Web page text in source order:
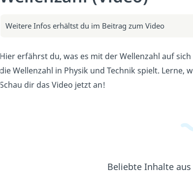
Weitere Infos erhältst du im Beitrag zum Video
Hier erfährst du, was es mit der Wellenzahl auf
die Wellenzahl in Physik und Technik spielt.
Schau dir das Video jetzt an!
Beliebte Inhalte